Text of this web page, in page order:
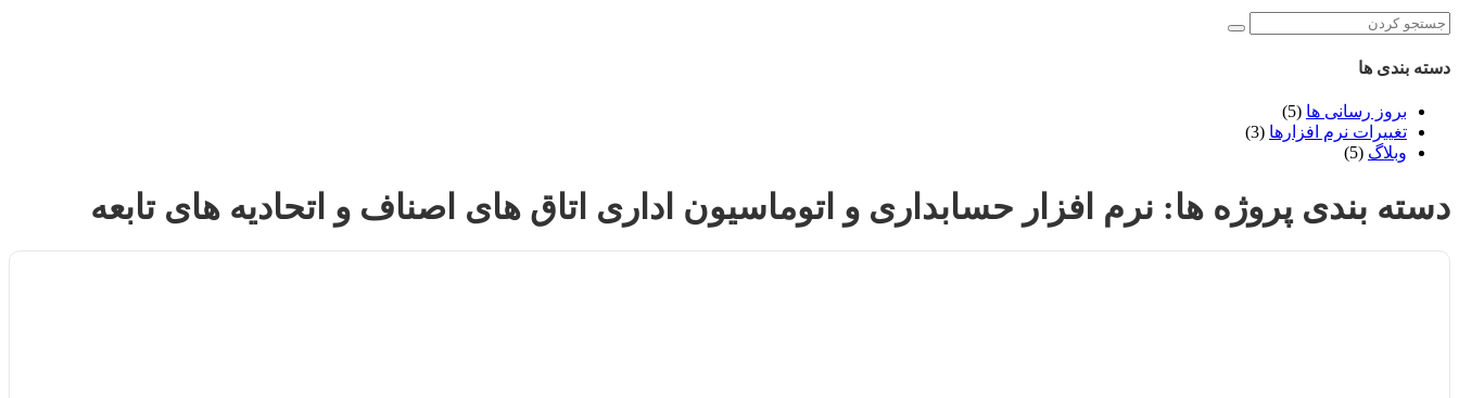
دسته بندی ها
بروز رسانی ها (5)
تغییرات نرم افزارها (3)
وبلاگ (5)
دسته بندی پروژه ها: نرم افزار حسابداری و اتوماسیون اداری اتاق های اصناف و اتحادیه های تابعه